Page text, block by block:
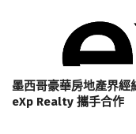
墨西哥豪華房地產界
eXp Realty 攜手合作